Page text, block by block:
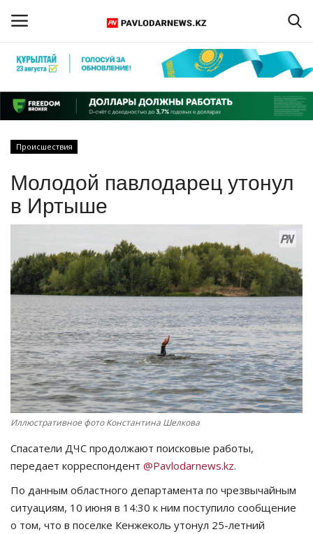
Регистрация
Главная
ПАВЛОДАРСКАЯ ОБЛАСТЬ
МИР
СПЕЦПРОЕКТЫ
СПОРТ
Чек-лист
РАЗВЛЕЧЕНИЯ
OFFICIAL
Язык
Происшествия
Молодой павлодарец утонул
в Иртыше
Иллюстративное фото Константина Шелкова
Спасатели ДЧС продолжают поисковые работы,
передает корреспондент @Pavlodarnews.kz.
По данным областного департамента по чрезвычайным
ситуациям, 10 июня в 14:30 к ним поступило сообщение
о том, что в поселке Кенжеколь утонул 25-летний